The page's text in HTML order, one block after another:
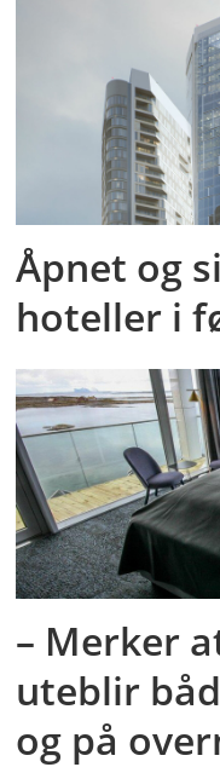
Åpnet og
hoteller i
– Merker
uteblir
og på